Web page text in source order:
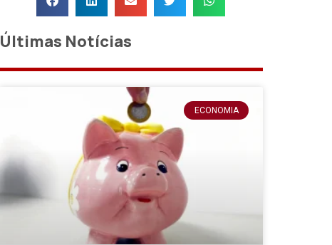
Últimas Notícias
ECONOMIA